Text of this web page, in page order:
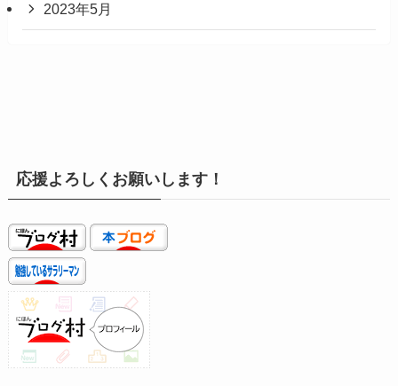
2023年5月
応援よろしくお願いします！